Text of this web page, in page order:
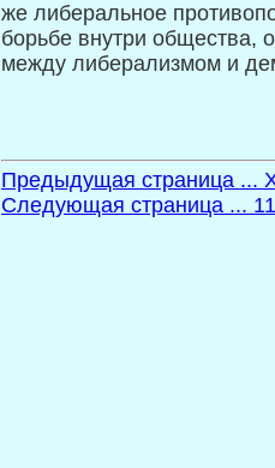
же либе­ральное
борьбе внутри общества,
между либерализмом и
Предыдущая страница ...
Следующая страница ... 11